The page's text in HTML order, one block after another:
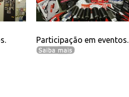
Participação em eventos.